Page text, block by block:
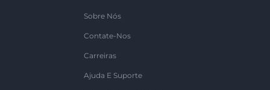
Sobre Nós
Contate-Nos
Carreiras
Ajuda E Suporte